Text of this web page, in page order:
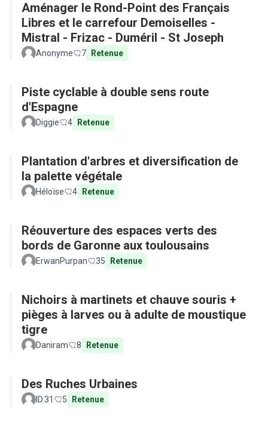
Aménager le Rond-Point des Français
Libres et le carrefour Demoiselles -
Mistral - Frizac - Duméril - St Joseph
Anonyme 7 Retenue
Piste cyclable à double sens route
d'Espagne
Diggie 4 Retenue
Plantation d'arbres et diversification de
la palette végétale
Héloïse 4 Retenue
Réouverture des espaces verts des
bords de Garonne aux toulousains
ErwanPurpan 35 Retenue
Nichoirs à martinets et chauve souris +
pièges à larves ou à adulte de moustique
tigre
Daniram 8 Retenue
Des Ruches Urbaines
ID.31 5 Retenue